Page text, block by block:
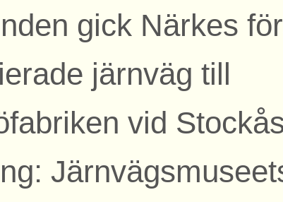
gick Närkes
järnväg till
vid